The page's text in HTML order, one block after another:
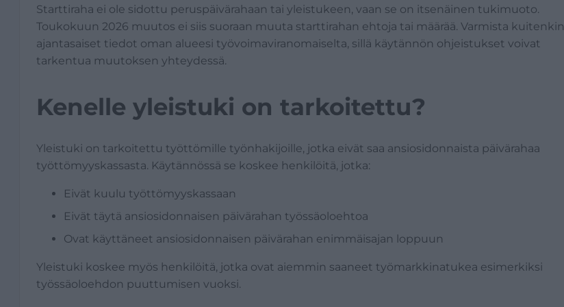
Starttiraha ei ole sidottu peruspäivärahaan tai yleistukeen, vaan se on itsenäinen tukimuoto.
Toukokuun 2026 muutos ei siis suoraan muuta starttirahan ehtoja tai määrää. Varmista kuitenkin
ajantasaiset tiedot oman alueesi työvoimaviranomaiselta, sillä käytännön ohjeistukset voivat
tarkentua muutoksen yhteydessä.
Kenelle yleistuki on tarkoitettu?
Yleistuki on tarkoitettu työttömille työnhakijoille, jotka eivät saa ansiosidonnaista päivärahaa
työttömyyskassasta. Käytännössä se koskee henkilöitä, jotka:
Eivät kuulu työttömyyskassaan
Eivät täytä ansiosidonnaisen päivärahan työssäoloehtoa
Ovat käyttäneet ansiosidonnaisen päivärahan enimmäisajan loppuun
Yleistuki koskee myös henkilöitä, jotka ovat aiemmin saaneet työmarkkinatukea esimerkiksi
työssäoloehdon puuttumisen vuoksi.